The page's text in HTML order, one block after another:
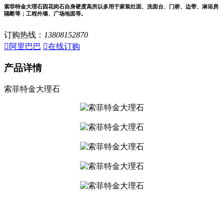
索菲特金大理石因花岗石自身硬度高所以多用于家装灶面、洗面台、门桥、边带、淋浴房
隔断等；工程外墙、广场地面等。
订购热线： 13808152870
 阿里巴巴 在线订购
产品详情
索菲特金大理石